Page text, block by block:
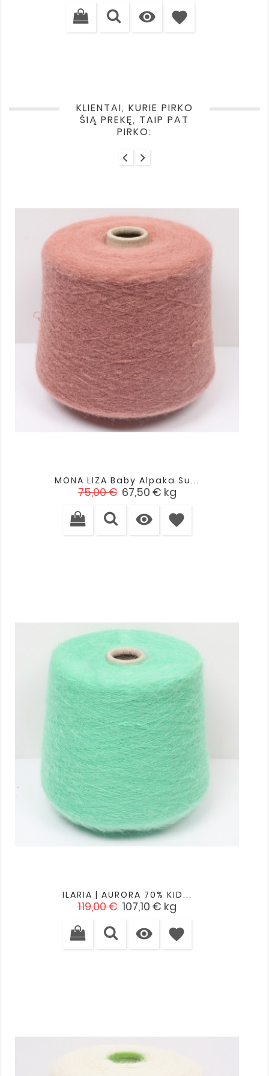
 favorite
KLIENTAI, KURIE PIRKO
ŠIĄ PREKĘ, TAIP PAT
PIRKO:
MONA LIZA Baby Alpaka Su...
Įprasta
75,00 € Kaina
67,50 € kg
 favorite
ILARIA | AURORA 70% KID...
Įprasta
119,00 € Kaina
107,10 € kg
 favorite